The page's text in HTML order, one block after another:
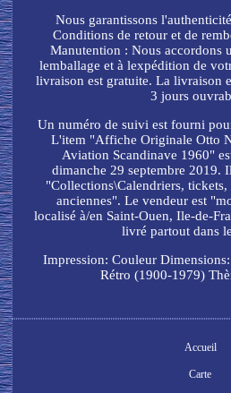
Nous garantissons
Conditions de retour et de
Manutention : Nous accordons
lemballage et à lexpédition de
livraison est gratuite. La livraison
3 jours
Un numéro de suivi est fourni
L'item "Affiche Originale Otto
Aviation Scandinave 1960"
dimanche 29 septembre 2019.
"Collections\Calendriers,
anciennes". Le vendeur est
localisé à/en Saint-Ouen, Ile-de-
livré partout dans
Impression: Couleur
Rétro (1900-1979)
Accueil
Carte